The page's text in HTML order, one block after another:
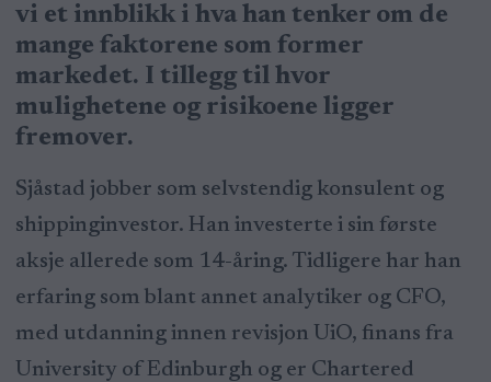
vi et innblikk i hva han tenker om de
mange faktorene som former
markedet. I tillegg til hvor
mulighetene og risikoene ligger
fremover.
Sjåstad jobber som selvstendig konsulent og
shippinginvestor. Han investerte i sin første
aksje allerede som 14-åring. Tidligere har han
erfaring som blant annet analytiker og CFO,
med utdanning innen revisjon UiO, finans fra
University of Edinburgh og er Chartered